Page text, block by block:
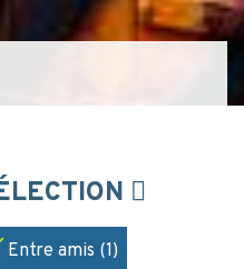
Entre amis (1)